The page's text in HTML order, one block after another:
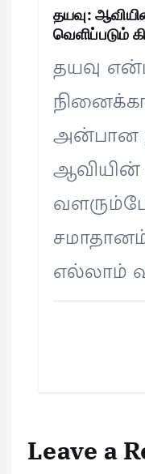
தயவு:
வெளிப்படும்
தயவு
அன்பான
ஆவியின்
எல்லாம்
Leave a